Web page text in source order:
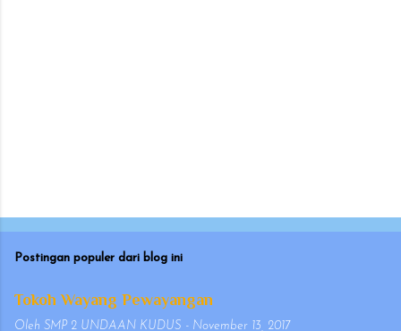
Postingan populer dari blog ini
Tokoh Wayang Pewayangan
Oleh SMP 2 UNDAAN KUDUS - November 13, 2017